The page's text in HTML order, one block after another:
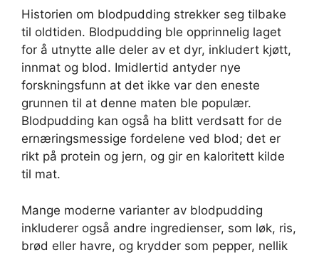
Historien om blodpudding strekker seg tilbake
til oldtiden. Blodpudding ble opprinnelig laget
for å utnytte alle deler av et dyr, inkludert kjøtt,
innmat og blod. Imidlertid antyder nye
forskningsfunn at det ikke var den eneste
grunnen til at denne maten ble populær.
Blodpudding kan også ha blitt verdsatt for de
ernæringsmessige fordelene ved blod; det er
rikt på protein og jern, og gir en kaloritett kilde
til mat.
Mange moderne varianter av blodpudding
inkluderer også andre ingredienser, som løk, ris,
brød eller havre, og krydder som pepper, nellik